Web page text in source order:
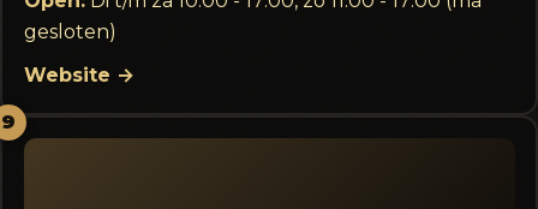
gesloten)
Website →
9